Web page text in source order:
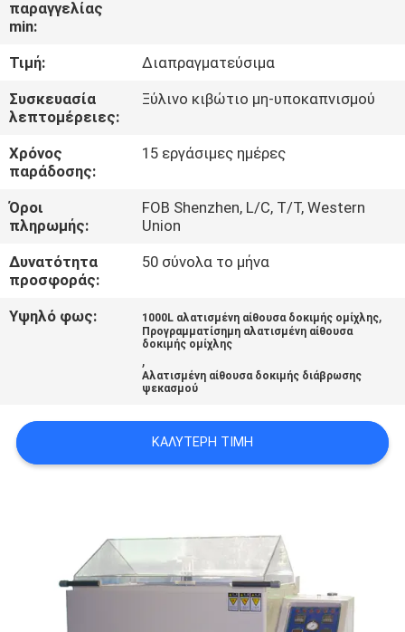
ΕΛΆΤΕ
ΕΠΑΦΉ
ΜΕ
ΕΙΔΉΣΕΙΣ
ΖΗΤΉΣΤΕ
ΈΝΑ
ΑΠΌΣΠΑΣΜΑ
POLICY
παραγγελίας
min:
Τιμή:
Διαπραγματεύσιμα
Συσκευασία
λεπτομέρειες:
Ξύλινο κιβώτιο μη-υποκαπνισμού
Χρόνος
παράδοσης:
15 εργάσιμες ημέρες
Όροι
πληρωμής:
FOB Shenzhen, L/C, T/T, Western
Union
Δυνατότητα
προσφοράς:
50 σύνολα το μήνα
Υψηλό φως: 1000L αλατισμένη αίθουσα δοκιμής ομίχλης,
Προγραμματίσημη αλατισμένη αίθουσα
δοκιμής ομίχλης
,
Αλατισμένη αίθουσα δοκιμής διάβρωσης
ψεκασμού
ΚΑΛΎΤΕΡΗ ΤΙΜΉ